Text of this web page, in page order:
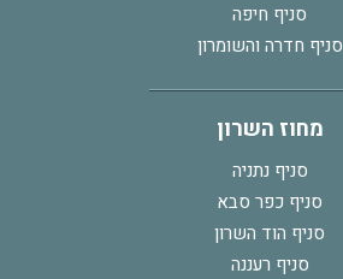
סניף חיפה
סניף חדרה והשומרון
מחוז השרון
סניף נתניה
סניף כפר סבא
סניף הוד השרון
סניף רעננה